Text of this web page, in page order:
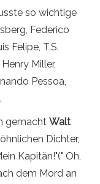
so wichtige
Federico
Felipe, T.S.
Miller,
Pessoa,
gemacht Walt
Dichter,
Kapitän!"(" Oh,
dem Mord an